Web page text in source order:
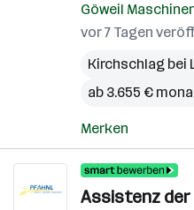
Göweil
vor 7 Tagen
Kirchschlag bei
ab 3.655 €
Merken
Assistenz der